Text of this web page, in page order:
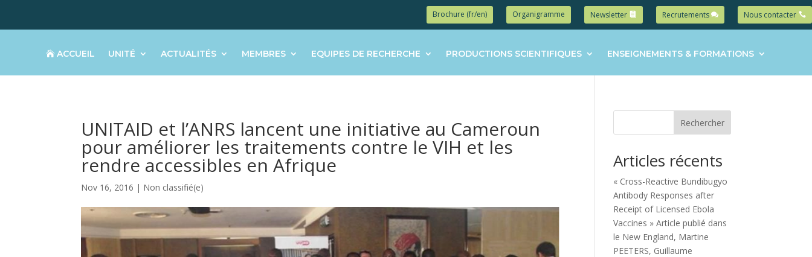
Brochure (fr/en) Organigramme Newsletter Recrutements Nous contacter
ACCUEIL UNITÉ ACTUALITÉS MEMBRES EQUIPES DE RECHERCHE PRODUCTIONS SCIENTIFIQUES ENSEIGNEMENTS & FORMATIONS
UNITAID et l’ANRS lancent une initiative au Cameroun
pour améliorer les traitements contre le VIH et les
rendre accessibles en Afrique
Nov 16, 2016 | Non classifié(e)
Rechercher
Articles récents
« Cross-Reactive Bundibugyo
Antibody Responses after
Receipt of Licensed Ebola
Vaccines » Article publié dans
le New England, Martine
PEETERS, Guillaume